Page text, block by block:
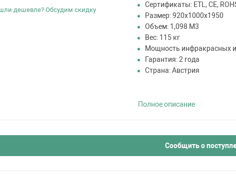
дешевле? Обсудим скидку
Сертификаты: ETL, CE,
Размер: 920х1000х1950
Объем: 1,098 М3
Вес: 115 кг
Мощность инфракрасных
Гарантия: 2 года
Страна: Австрия
Полное описание
Сообщить о